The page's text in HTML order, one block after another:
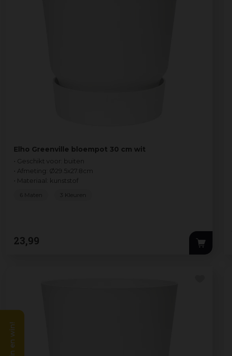
Elho Greenville bloempot 30 cm wit
• Geschikt voor: buiten
• Afmeting: Ø29.5x27.8cm
• Materiaal: kunststof
23,99
6 Maten 3 Kleuren